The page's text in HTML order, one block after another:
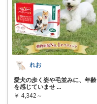
れお
愛犬の歩く姿や毛並みに、年齢
を感じていませ ...
￥ 4,342～